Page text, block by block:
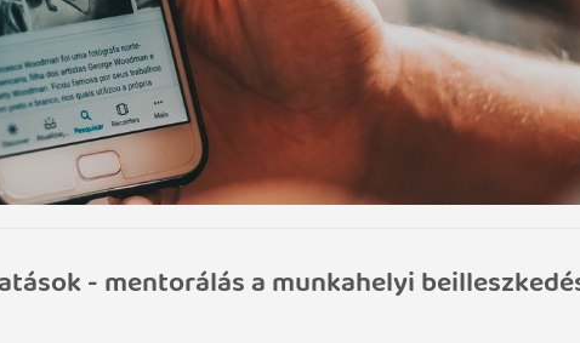
- mentorálás a munkahelyi